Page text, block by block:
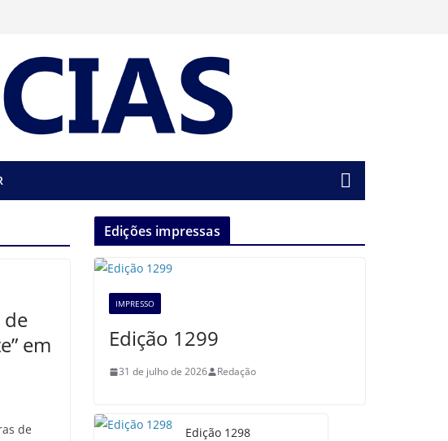
em
de
Edições impressas
IMPRESSO
Edição 1299
31 de julho de 2026 Redação
Edição 1298